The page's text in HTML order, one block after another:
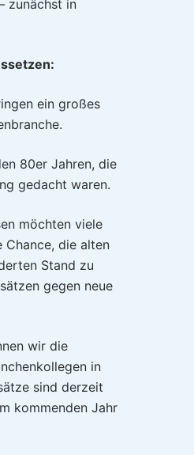
zunächst in
ein großes
80er Jahren, die
gedacht waren.
möchten viele
Chance, die alten
Stand zu
gegen neue
wir die
in
sind derzeit
kommenden Jahr